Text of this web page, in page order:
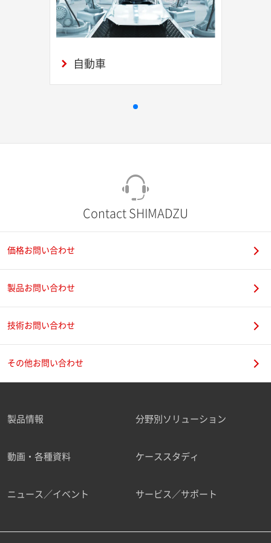
自動車
Contact SHIMADZU
価格お問い合わせ
製品お問い合わせ
技術お問い合わせ
その他お問い合わせ
製品情報 分野別ソリューション
動画・各種資料 ケーススタディ
ニュース／イベント サービス／サポート